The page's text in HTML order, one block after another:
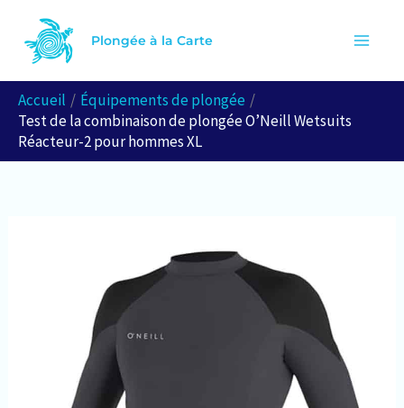
contenu
Plongée à la Carte
Accueil
Équipements de plongée
Test de la combinaison de plongée O’Neill Wetsuits
Réacteur-2 pour hommes XL
e
h
e
r